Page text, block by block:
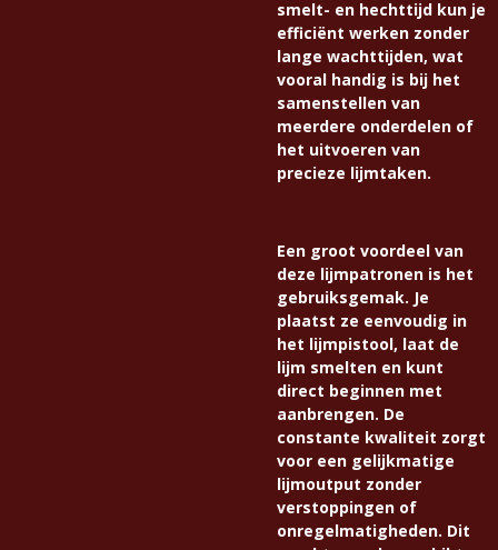
smelt- en hechttijd kun je
efficiënt werken zonder
lange wachttijden, wat
vooral handig is bij het
samenstellen van
meerdere onderdelen of
het uitvoeren van
precieze lijmtaken.
Een groot voordeel van
deze lijmpatronen is het
gebruiksgemak. Je
plaatst ze eenvoudig in
het lijmpistool, laat de
lijm smelten en kunt
direct beginnen met
aanbrengen. De
constante kwaliteit zorgt
voor een gelijkmatige
lijmoutput zonder
verstoppingen of
onregelmatigheden. Dit